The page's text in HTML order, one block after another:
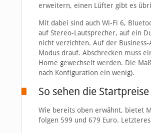
erweitern, einen Lüfter gibt es
Mit dabei sind auch Wi-Fi 6,
auf Stereo-Lautsprecher, auf ein
nicht verzichten. Auf der
Modus drauf. Abschrecken muss
Home gewechselt werden. Die
nach Konfiguration ein wenig).
So sehen die
Wie bereits oben erwähnt, bietet
folgen 599 und 679 Euro.